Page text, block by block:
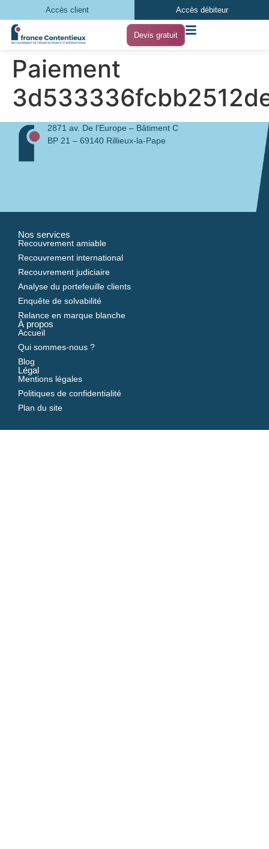
Accès client Accès débiteur
Devis gratuit
Paiement
2871 av. De l’Europe – Bâtiment C
BP 21 – 69140 Rillieux-la-Pape
Nos services
Recouvrement amiable
Recouvrement international
Recouvrement judiciaire
Analyse du portefeuille clients
Enquête de solvabilité
Relance en marque blanche
À propos
Accueil
Qui sommes-nous ?
Blog
Légal
Mentions légales
Politiques de confidentialité
Plan du site